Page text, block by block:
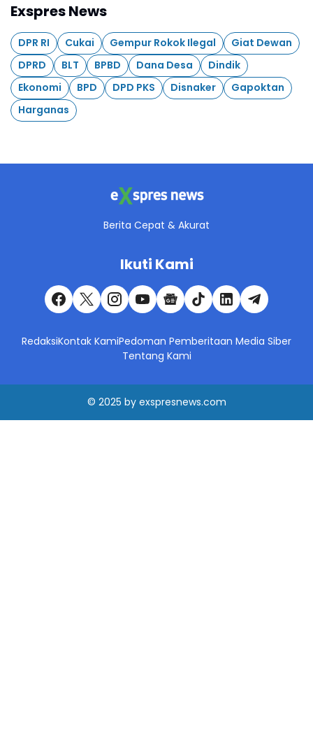
Exspres News
DPR RI Cukai Gempur Rokok Ilegal
Giat Dewan
DPRD
BLT BPBD Dana Desa
Dindik
Ekonomi
BPD DPD PKS Disnaker
Gapoktan
Harganas
Berita Cepat & Akurat
Ikuti Kami
RedaksiKontak KamiPedoman Pemberitaan Media Siber
Tentang Kami
© 2025 by exspresnews.com